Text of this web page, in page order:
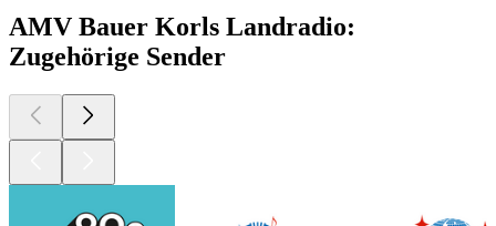
AMV Bauer Korls Landradio:
Zugehörige Sender